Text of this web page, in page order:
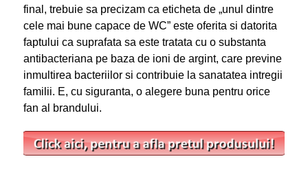
final, trebuie sa precizam ca eticheta de „unul dintre
cele mai bune capace de WC” este oferita si datorita
faptului ca suprafata sa este tratata cu o substanta
antibacteriana pe baza de ioni de argint, care previne
inmultirea bacteriilor si contribuie la sanatatea intregii
familii. E, cu siguranta, o alegere buna pentru orice
fan al brandului.